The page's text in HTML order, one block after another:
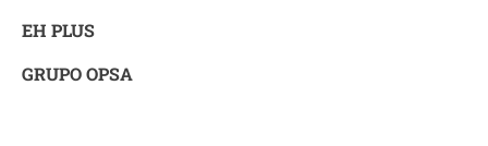
EH PLUS
GRUPO OPSA